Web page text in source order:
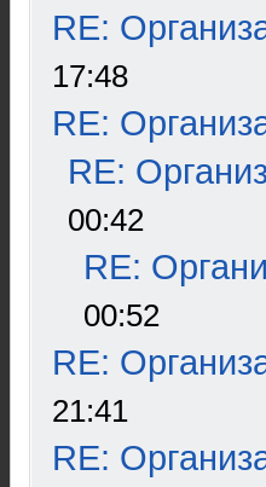
RE:
17:48
RE:
RE:
00:42
RE:
00:52
RE:
21:41
RE: